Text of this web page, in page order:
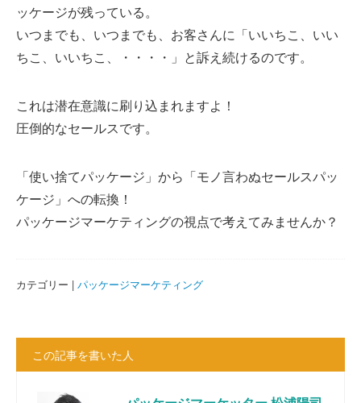
ッケージが残っている。
いつまでも、いつまでも、お客さんに「いいちこ、いい
ちこ、いいちこ、・・・・」と訴え続けるのです。
これは潜在意識に刷り込まれますよ！
圧倒的なセールスです。
「使い捨てパッケージ」から「モノ言わぬセールスパッ
ケージ」への転換！
パッケージマーケティングの視点で考えてみませんか？
カテゴリー | パッケージマーケティング
この記事を書いた人